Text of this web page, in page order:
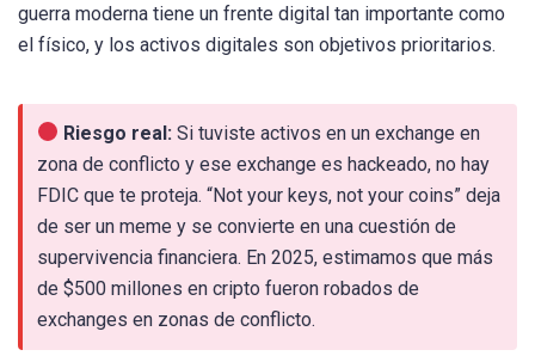
guerra moderna tiene un frente digital tan importante como
el físico, y los activos digitales son objetivos prioritarios.
Riesgo real: Si tuviste activos en un exchange en
zona de conflicto y ese exchange es hackeado, no hay
FDIC que te proteja. “Not your keys, not your coins” deja
de ser un meme y se convierte en una cuestión de
supervivencia financiera. En 2025, estimamos que más
de $500 millones en cripto fueron robados de
exchanges en zonas de conflicto.